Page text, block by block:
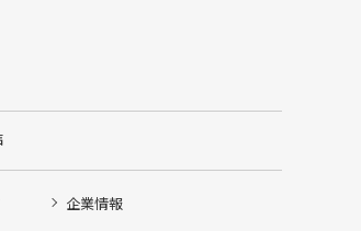
企業情報